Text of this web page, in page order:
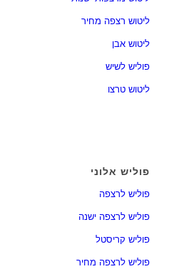
ליטוש רצפה מחיר
ליטוש אבן
פוליש לשיש
ליטוש טרצו
פוליש אלוני
פוליש לרצפה
פוליש לרצפה ישנה
פוליש קריסטל
פוליש לרצפה מחיר